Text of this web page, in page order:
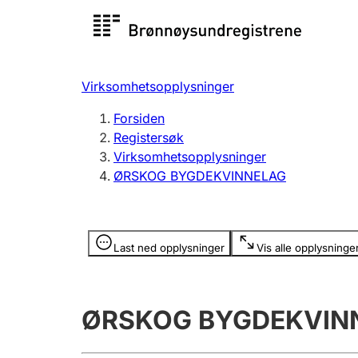
Registersøk
Registrere, endre, slette
Virksomhetsopplysninger
Forsiden
Registersøk
Virksomhetsopplysninger
ØRSKOG BYGDEKVINNELAG
Last ned opplysninger Vis alle
Opplysninger er skjult
ØRSKOG